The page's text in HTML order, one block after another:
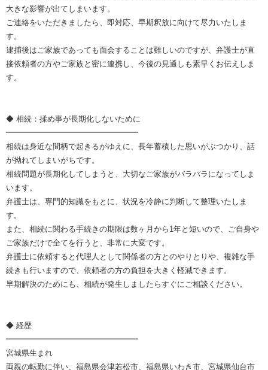
大きな影響が出てしまいます。
ご連絡をいただきましたら、即対応、早期釈放に向けて尽力いたしま
す。
逮捕後はご家族であっても面会することは難しいのですが、弁護士が直
接依頼者の方やご家族と密に連携し、今後の見通しも素早くお伝えしま
す。
◆ 相続：揉め事が長期化しないために
━━━━━━━━━━━━━━━━━
相続は身近な間柄で起きるがゆえに、長年蓄積した思いがぶつかり、話
が拗れてしまいがちです。
相続問題が長期化してしまうと、大切なご家族がバラバラになってしま
います。
弁護士は、専門的知識をもとに、状況を冷静に判断して整理いたしま
す。
また、相続に関わる手続きの期限は数ヶ月から1年と短いので、ご自身や
ご家族だけで全てを行うと、非常に大変です。
弁護士に依頼すると代理人として関係者の方とのやりとりや、複雑な手
続きも行いますので、依頼者の方の負担を大きく軽減できます。
早期解決のためにも、相続が発生しましたらすぐにご相談ください。
◆ 経歴
━━━━━━━━━━━━━━━━━
宮城県生まれ
両親の転勤に伴い、福島県会津若松市、福島県いわき市、宮城県仙台市